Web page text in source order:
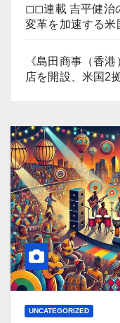
◻︎◻︎連載 吉平健治
変革を加速する米
《島田商事（香
店を開設、米国2
UNCATEGORIZED